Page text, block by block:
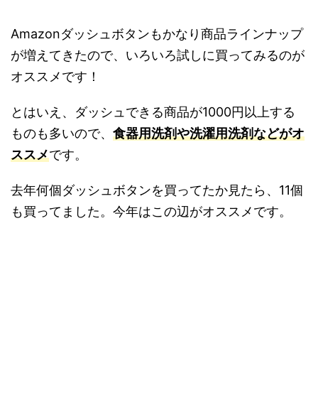
Amazonダッシュボタンもかなり商品ラインナップ
が増えてきたので、いろいろ試しに買ってみるのが
オススメです！
とはいえ、ダッシュできる商品が1000円以上する
ものも多いので、 食器用洗剤や洗濯用洗剤などがオ
ススメです。
去年何個ダッシュボタンを買ってたか見たら、11個
も買ってました。今年はこの辺がオススメです。